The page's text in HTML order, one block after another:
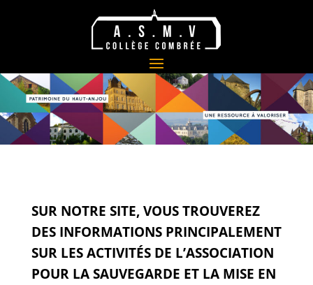
SUR NOTRE SITE, VOUS TROUVEREZ
DES INFORMATIONS PRINCIPALEMENT
SUR LES ACTIVITÉS DE L’ASSOCIATION
POUR LA SAUVEGARDE ET LA MISE EN